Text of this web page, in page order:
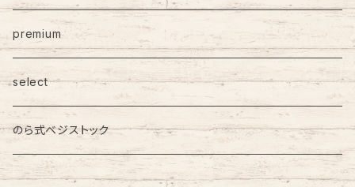
premium
select
のら式ベジストック